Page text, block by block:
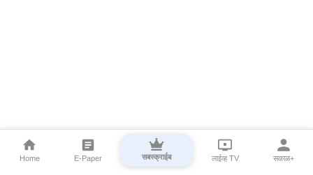
Home E-Paper सबस्क्राईब लाईव्ह TV सकाळ+